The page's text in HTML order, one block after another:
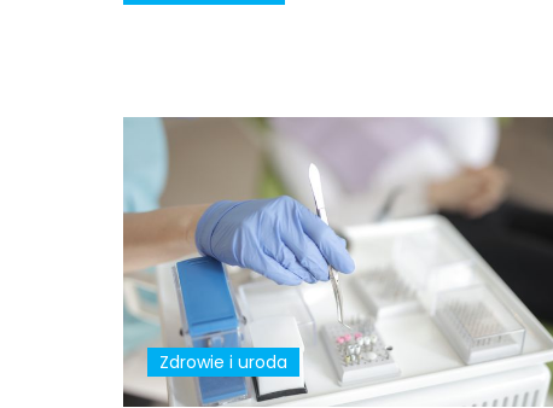
Zdrowie i uroda